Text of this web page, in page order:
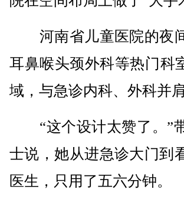
河南省儿童医院的夜
耳鼻喉头颈外科等热门科
域，与急诊内科、外科并肩
“这个设计太赞了。”
士说，她从进急诊大门到
医生，只用了五六分钟。